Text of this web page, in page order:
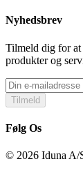
Nyhedsbrev
Tilmeld dig for at
produkter og
Tilmeld
Følg Os
© 2026 Iduna A/